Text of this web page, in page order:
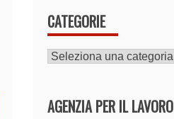
CATEGORIE
CATEGORIE
AGENZIA PER IL LAVORO